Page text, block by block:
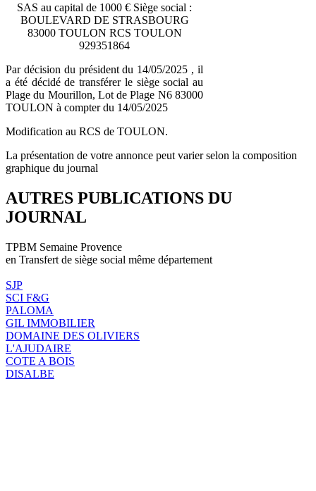
SAS au capital de 1000 € Siège social :
BOULEVARD DE STRASBOURG
83000 TOULON RCS TOULON
929351864
Par décision du président du 14/05/2025 , il
a été décidé de transférer le siège social au
Plage du Mourillon, Lot de Plage N6 83000
TOULON à compter du 14/05/2025
Modification au RCS de TOULON.
La présentation de votre annonce peut varier selon la composition
graphique du journal
AUTRES PUBLICATIONS DU
JOURNAL
TPBM Semaine Provence
en Transfert de siège social même département
SJP
SCI F&G
PALOMA
GIL IMMOBILIER
DOMAINE DES OLIVIERS
L'AJUDAIRE
COTE A BOIS
DISALBE